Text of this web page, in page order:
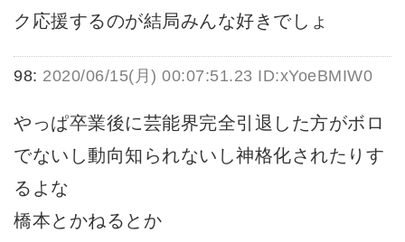
ク応援するのが結局みんな好きでしょ
98: 2020/06/15(月) 00:07:51.23 ID:xYoeBMIW0
やっぱ卒業後に芸能界完全引退した方がボロ
でないし動向知られないし神格化されたりす
るよな
橋本とかねるとか